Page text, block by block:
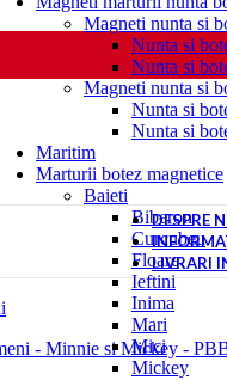
Magneti nunta si
Nunta si
Nunta si
Magneti nunta si
Nunta si
Nunta si
Maritim
Marturii botez magnetice
Baieti
Biberon
Curcubeu
Floare
Ieftini
Inima
Mari
Mici
Mickey
DESPRE
LIVRARI